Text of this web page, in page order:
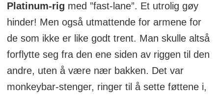
Platinum-rig med ”fast-lane”. Et utrolig gøy
hinder! Men også utmattende for armene for
de som ikke er like godt trent. Man skulle altså
forflytte seg fra den ene siden av riggen til den
andre, uten å være nær bakken. Det var
monkeybar-stenger, ringer til å sette føttene i,